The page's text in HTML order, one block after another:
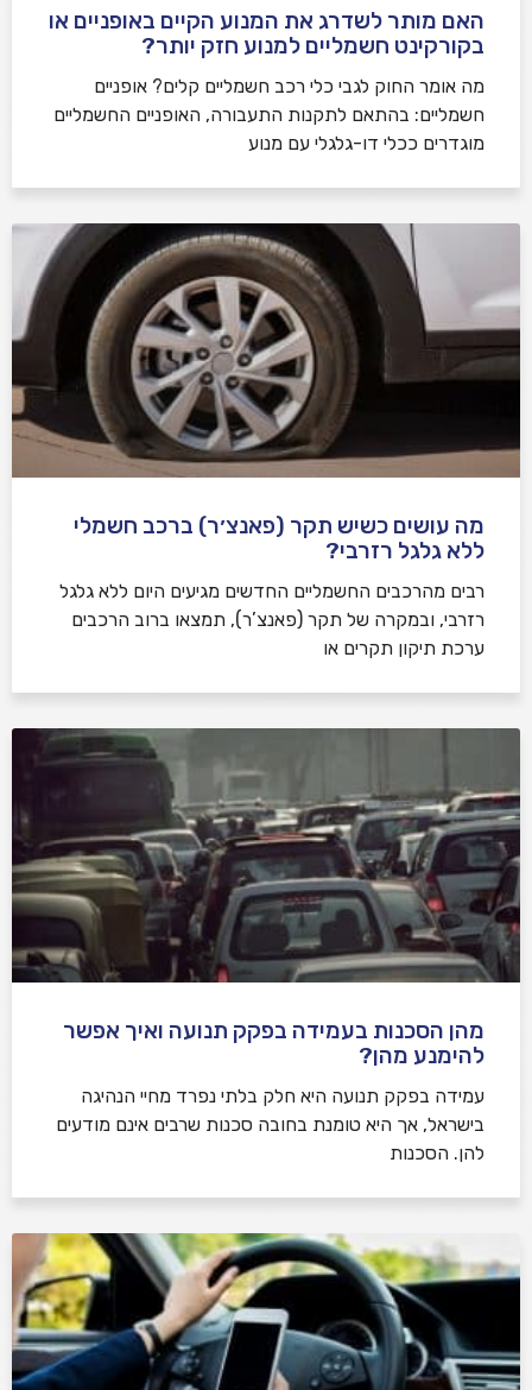
האם מותר לשדרג את המנוע הקיים באופניים או
בקורקינט חשמליים למנוע חזק יותר?
מה אומר החוק לגבי כלי רכב חשמליים קלים? אופניים
חשמליים: בהתאם לתקנות התעבורה, האופניים החשמליים
מוגדרים ככלי דו-גלגלי עם מנוע
מה עושים כשיש תקר (פאנצ׳ר) ברכב חשמלי
ללא גלגל רזרבי?
רבים מהרכבים החשמליים החדשים מגיעים היום ללא גלגל
רזרבי, ובמקרה של תקר (פאנצ’ר), תמצאו ברוב הרכבים
ערכת תיקון תקרים או
מהן הסכנות בעמידה בפקק תנועה ואיך אפשר
להימנע מהן?
עמידה בפקק תנועה היא חלק בלתי נפרד מחיי הנהיגה
בישראל, אך היא טומנת בחובה סכנות שרבים אינם מודעים
להן. הסכנות